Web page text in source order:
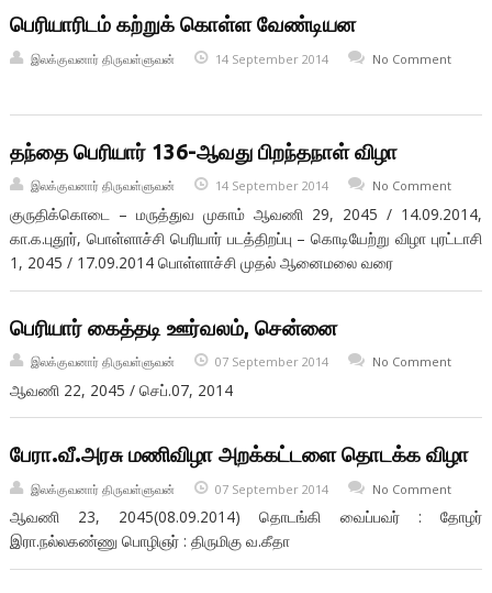
பெரியாரிடம் கற்றுக் கொள்ள வேண்டியன
இலக்குவனார் திருவள்ளுவன் 14 September 2014 No Comment
தந்தை பெரியார் 136-ஆவது பிறந்தநாள் விழா
இலக்குவனார் திருவள்ளுவன் 14 September 2014 No Comment
குருதிக்கொடை – மருத்துவ முகாம் ஆவணி 29, 2045 / 14.09.2014,
கா.க.புதூர், பொள்ளாச்சி பெரியார் படத்திறப்பு – கொடியேற்று விழா புரட்டாசி
1, 2045 / 17.09.2014 பொள்ளாச்சி முதல் ஆனைமலை வரை
பெரியார் கைத்தடி ஊர்வலம், சென்னை
இலக்குவனார் திருவள்ளுவன் 07 September 2014 No Comment
ஆவணி 22, 2045 / செப்.07, 2014
பேரா.வீ.அரசு மணிவிழா அறக்கட்டளை தொடக்க விழா
இலக்குவனார் திருவள்ளுவன் 07 September 2014 No Comment
ஆவணி 23, 2045(08.09.2014) தொடங்கி வைப்பவர் : தோழர்
இரா.நல்லகண்ணு பொழிஞர் : திருமிகு வ.கீதா